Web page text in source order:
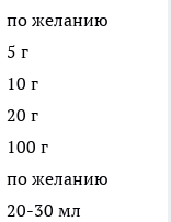
по желанию
5 г
10 г
20 г
100 г
по желанию
20-30 мл